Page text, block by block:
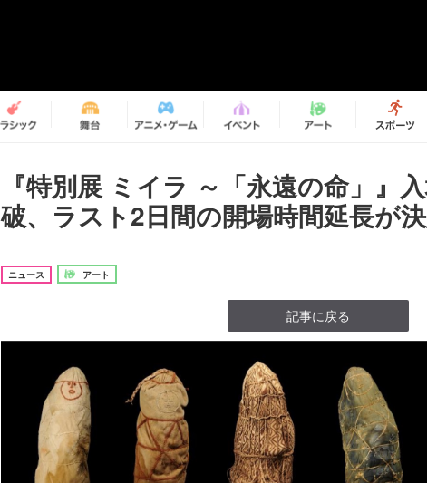
『特別展 ミイラ ～「永遠の命」』
破、ラスト2日間の開場時間延長が
ニュース アート
記事に戻る